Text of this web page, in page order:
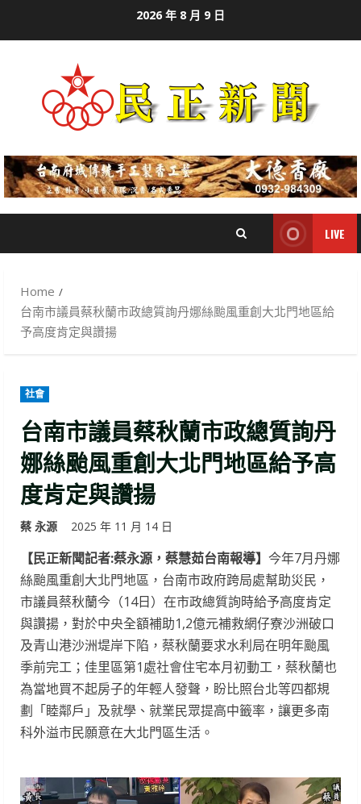
2026 年 8 月 9 日
LIVE
Home
台南市議員蔡秋蘭市政總質詢丹娜絲颱風重創大北門地區給
予高度肯定與讚揚
社會
台南市議員蔡秋蘭市政總質詢丹
娜絲颱風重創大北門地區給予高
度肯定與讚揚
蔡 永源 2025 年 11 月 14 日
【民正新聞記者:蔡永源，蔡慧茹台南報導】 今年7月丹娜
絲颱風重創大北門地區，台南市政府跨局處幫助災民，
市議員蔡秋蘭今（14日）在市政總質詢時給予高度肯定
與讚揚，對於中央全額補助1,2億元補救網仔寮沙洲破口
及青山港沙洲堤岸下陷，蔡秋蘭要求水利局在明年颱風
季前完工；佳里區第1處社會住宅本月初動工，蔡秋蘭也
為當地買不起房子的年輕人發聲，盼比照台北等四都規
劃「睦鄰戶」及就學、就業民眾提高中籤率，讓更多南
科外溢市民願意在大北門區生活。